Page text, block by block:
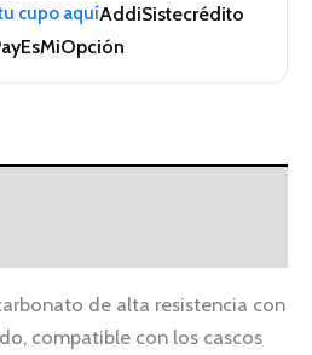
cupo aquíAddiSistecrédito
EsMiOpción
de alta resistencia con
compatible con los cascos